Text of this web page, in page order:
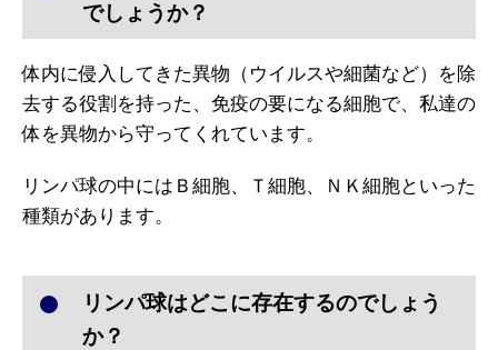
でしょうか？
体内に侵入してきた異物（ウイルスや細菌など）を除
去する役割を持った、免疫の要になる細胞で、私達の
体を異物から守ってくれています。
リンパ球の中にはＢ細胞、Ｔ細胞、ＮＫ細胞といった
種類があります。
リンパ球はどこに存在するのでしょう
か？